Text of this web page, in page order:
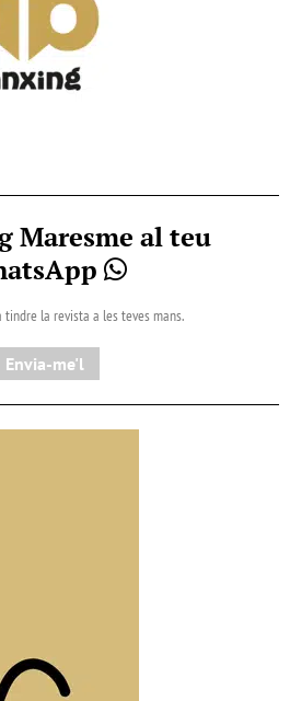
Maresme al teu
tindre la revista a les teves mans.
Envia-me'l